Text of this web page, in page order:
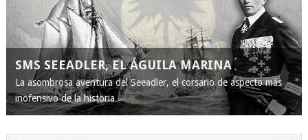
SMS SEEADLER, EL ÁGUILA MARINA
La asombrosa aventura del Seeadler, el corsario de aspecto más
inofensivo de la historia